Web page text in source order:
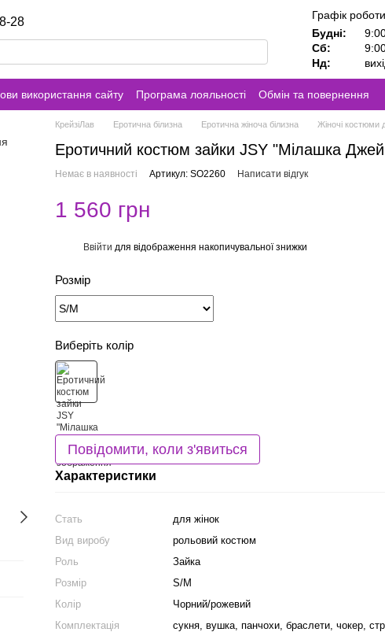
28
Графік
Будні:
Сб:
Нд:
використання сайту Програма лояльності
Обмін та повернення
КрейзіЛав Еротична білизна Еротична жіноча білизна Жіночі костюми
Еротичний костюм зайки JSY "Мілашка
Немає в наявності Артикул: SO2260 Написати відгук
1 560 грн
Ввійти для відображення накопичувальної знижки
Розмір
Виберіть колір
Повідомити, коли з'явиться
Характеристики
Стать
для жінок
Вид виробу
рольовий костюм
Роль
Зайка
Розмір
S/M
Колір
Чорний/рожевий
Комплектація
сукня, вушка, панчохи, браслети, чокер,